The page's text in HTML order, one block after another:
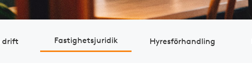
drift Fastig­hets­juridik Hyres­för­handling